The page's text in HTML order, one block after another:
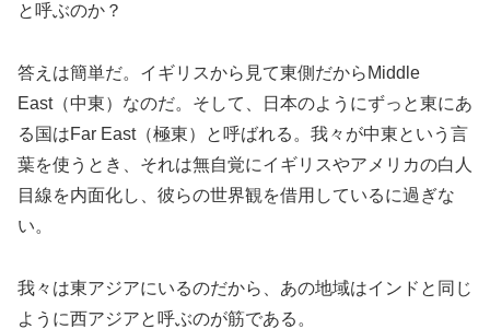
と呼ぶのか？
答えは簡単だ。イギリスから見て東側だからMiddle
East（中東）なのだ。そして、日本のようにずっと東にあ
る国はFar East（極東）と呼ばれる。我々が中東という言
葉を使うとき、それは無自覚にイギリスやアメリカの白人
目線を内面化し、彼らの世界観を借用しているに過ぎな
い。
我々は東アジアにいるのだから、あの地域はインドと同じ
ように西アジアと呼ぶのが筋である。